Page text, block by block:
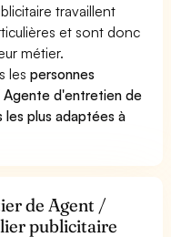
travaillent
et sont donc
métier.
lespersonnes
d'entretien de
les plus adaptées à
de Agent /
publicitaire